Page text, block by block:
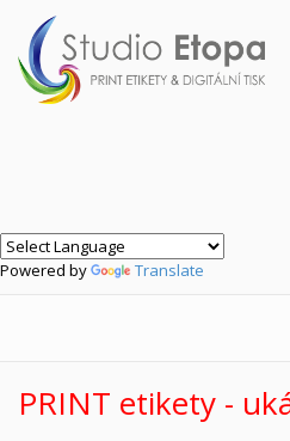
Powered by Translate
PRINT etikety -